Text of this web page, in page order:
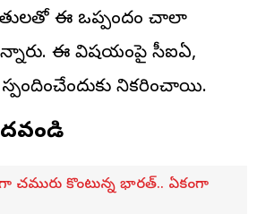
ఈ ఒప్పందం చాలా
ఈ విషయంపై సీఐఏ,
నిరాకరించాయి.
చమురు కొంటున్న భారత్.. ఏకంగా